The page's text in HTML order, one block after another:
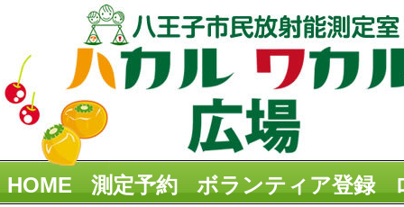
HOME 測定予約 ボランティア登録